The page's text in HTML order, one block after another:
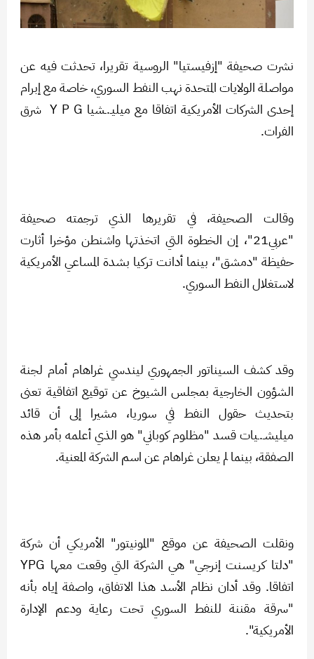
نشرت صحيفة "إزفيستيا" الروسية تقريرا، تحدثت فيه عن
مواصلة الولايات المتحدة نهب النفط السوري، خاصة مع إبرام
إحدى الشركات الأمريكية اتفاقا مع ميليـ.ـشيا Y P G شرق
الفرات.
وقالت الصحيفة، في تقريرها الذي ترجمته صحيفة
"عربي21"، إن الخطوة التي اتخذتها واشنطن مؤخرا أثارت
حفيظة "دمشق"، بينما أدانت تركيا بشدة المساعي الأمريكية
لاستغلال النفط السوري.
وقد كشف السيناتور الجمهوري ليندسي غراهام أمام لجنة
الشؤون الخارجية بمجلس الشيوخ عن توقيع اتفاقية تعنى
بتحديث حقول النفط في سوريا، مشيرا إلى أن قائد
ميليشـ.ـيات قسد "مظلوم كوباني" هو الذي أعلمه بأمر هذه
الصفقة، بينما لم يعلن غراهام عن اسم الشركة المعنية.
ونقلت الصحيفة عن موقع "المونيتور" الأمريكي أن شركة
"دلتا كريسنت إنرجي" هي الشركة التي وقعت معها YPG
اتفاقا. وقد أدان نظام الأسد هذا الاتفاق، واصفة إياه بأنه
"سرقة مقننة للنفط السوري تحت رعاية ودعم الإدارة
الأمريكية".